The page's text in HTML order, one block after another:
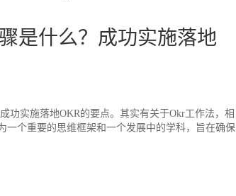
是什么？成功实施落地
功实施落地OKR的要点。其实有关于Okr工作法，相
一个重要的思维框架和一个发展中的学科，旨在确保